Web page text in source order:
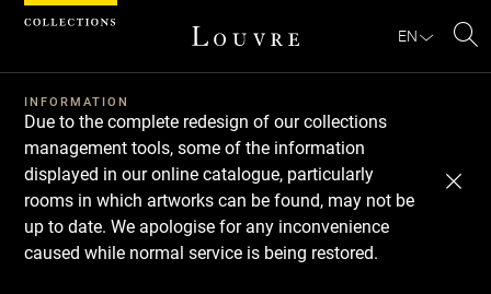
EN
INFORMATION
Due to the complete redesign of our collections
management tools, some of the information
displayed in our online catalogue, particularly
rooms in which artworks can be found, may not be
up to date. We apologise for any inconvenience
caused while normal service is being restored.
Cookies management panel